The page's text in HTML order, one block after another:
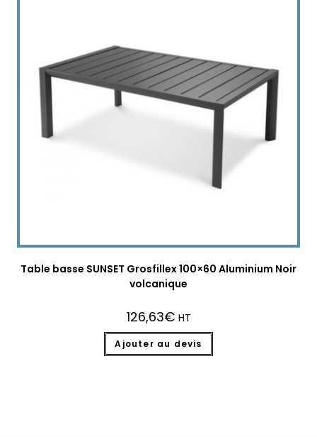
Table basse SUNSET Grosfillex 100×60 Aluminium Noir
volcanique
126,63€ HT
Ajouter au devis